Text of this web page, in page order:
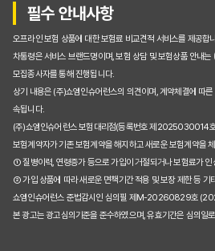
필수 안내사항
오프라인 보험 상품에 대한 보험료 비교견적 서비스를 제공합
차통령은 서비스 브랜드명이며, 보험 상담 및 보험상품 안내
모집종사자를 통해 진행됩니다.
상기 내용은 (주)쇼엠인슈어런스의 의견이며, 계약체결에 따
속됩니다.
(주)쇼엠인슈어런스 보험대리점(등록번호 제2025030014
보험계약자가 기존 보험계약을 해지하고 새로운 보험계약을
① 질병이력, 연령증가 등으로 가입이 거절되거나 보험료가 인
② 가입 상품에 따라 새로운 면책기간 적용 및 보장 제한 등 기
쇼엠인슈어런스 준법감시인 심의필 제M-20260829호
본 광고는 광고심의기준을 준수하였으며, 유효기간은 심의일